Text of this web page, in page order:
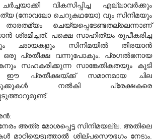
വികസിപ്പിച്ച എല്ലാവർക്കും
(നോവലോ ചെറുകഥയോ) വും സിനിമയും
ചെയ്യപ്പെടേണ്ടതല്ലെന്നാണ്
ശ്രമിച്ചത്. പക്ഷെ സാഹിത്യം രൂപീകരിച്ച
ഛായകളും സിനിമയിൽ തിരയാൻ
ഒരു പ്രതീക്ഷ വന്നുപോകും. പ്രഗൽഭനായ
സഹകരിക്കുന്ന സാങ്കേതികതയും കൂടി
ഈ പ്രതീക്ഷയ്ക്ക് സമാനമായ ചില
നൽകി പ്രേക്ഷകരെ
അത്ര മോശപ്പെട്ട സിനിമയല്ല. അതിലെ
മാറ്റിയെടുത്താൽ ശില്പസൌഭഗം നേടും.